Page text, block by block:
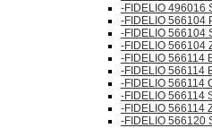
-FIDELIO 496016
-FIDELIO 566104
-FIDELIO 566104
-FIDELIO 566104
-FIDELIO 566114
-FIDELIO 566114
-FIDELIO 566114
-FIDELIO 566114
-FIDELIO 566114
-FIDELIO 566120